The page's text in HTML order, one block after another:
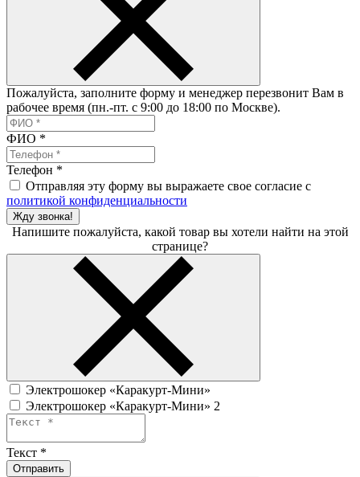
Пожалуйста, заполните форму и менеджер перезвонит Вам в
рабочее время (пн.-пт. с 9:00 до 18:00 по Москве).
ФИО *
Телефон *
Отправляя эту форму вы выражаете свое согласие с
политикой конфиденциальности
Жду звонка!
Напишите пожалуйста, какой товар вы хотели найти на этой
странице?
Электрошокер «Каракурт-Мини»
Электрошокер «Каракурт-Мини» 2
Текст *
Отправить